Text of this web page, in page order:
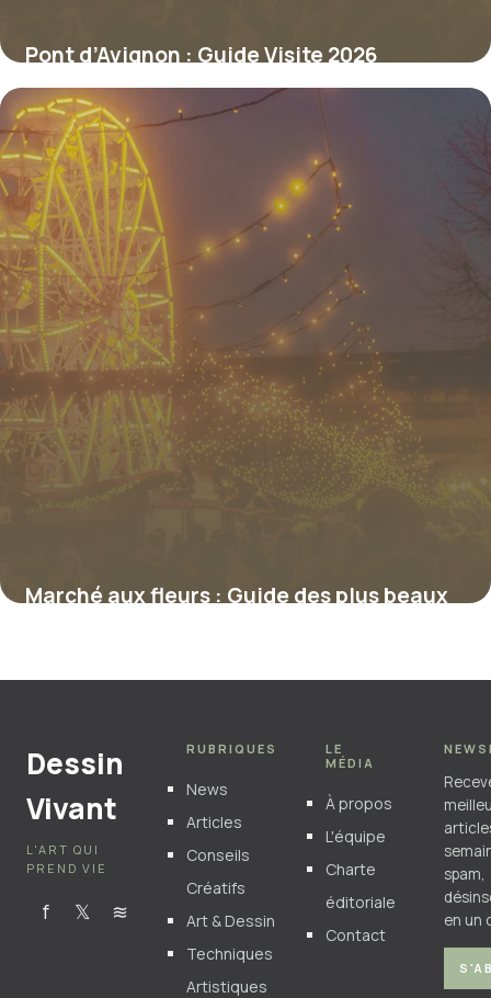
Pont d’Avignon : Guide Visite 2026
6 juillet 2026
Marché aux fleurs : Guide des plus beaux
Dessin
Vivant
L'ART QUI
PREND VIE
f 𝕏 ≋
RUBRIQUES
News
Articles
Conseils
Créatifs
Art & Dessin
Techniques
Artistiques
LE
MÉDIA
À propos
L'équipe
Charte
éditoriale
Contact
spam,
en un